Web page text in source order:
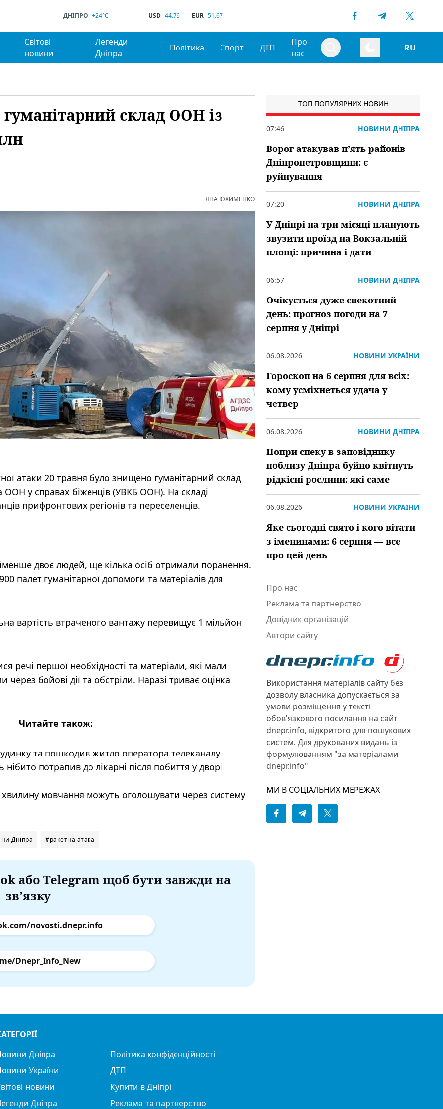
ДНІПРО +24°C USD 44.76 EUR 51.67
Світові
новини
Легенди
Дніпра
Політика Спорт ДТП
Про
нас
RU
склад ООН із
ЯНА ЮХИМЕНКО
атаки 20 травня було знищено гуманітарний склад
ООН у справах біженців (УВКБ ООН). На складі
прифронтових регіонів та переселенців.
двоє людей, ще кілька осіб отримали поранення.
палет гуманітарної допомоги та матеріалів для
вартість втраченого вантажу перевищує 1 мільйон
речі першої необхідності та матеріали, які мали
бойові дії та обстріли. Наразі триває оцінка
Читайте також:
та пошкодив житло оператора телеканалу
потрапив до лікарні після побиття у дворі
хвилину мовчання можуть оголошувати через систему
Дніпра #ракетна атака
або Telegram щоб бути завжди на
зв’язку
novosti.dnepr.info
Dnepr_Info_New
ТОП ПОПУЛЯРНИХ НОВИН
07:46 НОВИНИ ДНІПРА
Ворог атакував пʼять районів
Дніпропетровщини: є
руйнування
07:20 НОВИНИ ДНІПРА
У Дніпрі на три місяці планують
звузити проїзд на Вокзальній
площі: причина і дати
06:57 НОВИНИ ДНІПРА
Очікується дуже спекотний
день: прогноз погоди на 7
серпня у Дніпрі
06.08.2026 НОВИНИ УКРАЇНИ
Гороскоп на 6 серпня для всіх:
кому усміхнеться удача у
четвер
06.08.2026 НОВИНИ ДНІПРА
Попри спеку в заповіднику
поблизу Дніпра буйно квітнуть
рідкісні рослини: які саме
06.08.2026 НОВИНИ УКРАЇНИ
Яке сьогодні свято і кого вітати
з іменинами: 6 серпня — все
про цей день
Про нас
Реклама та партнерство
Довідник організацій
Автори сайту
Використання матеріалів сайту без
дозволу власника допускається за
умови розміщення у тексті
обов'язкового посилання на сайт
dnepr.info, відкритого для пошукових
систем. Для друкованих видань із
формулюванням "за матеріалами
dnepr.info"
МИ В СОЦІАЛЬНИХ МЕРЕЖАХ
Дніпра
України
новини
Дніпра
Політика конфіденційності
ДТП
Купити в Дніпрі
Реклама та партнерство